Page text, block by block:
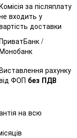
за післяплату
входить у
доставки
/
рахунку
ФОП без ПДВ
на всю